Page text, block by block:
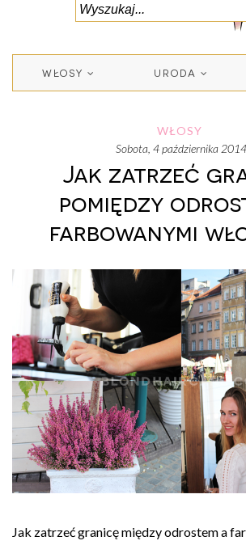
WŁOSY URODA
WŁOSY
sobota, 4 października 2014
Jak zatrzeć
pomiędzy
farbowanymi
Jak zatrzeć granicę między odrostem a